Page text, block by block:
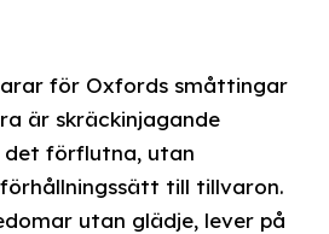
för Oxfords småttingar
är skräckinjagande
förflutna, utan
till tillvaron.
utan glädje, lever på